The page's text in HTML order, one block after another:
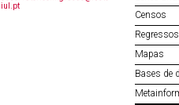
iul.pt
Censos
Mapas
Bases de